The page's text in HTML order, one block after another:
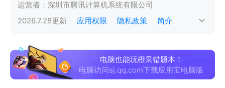
运营者： 深圳市腾讯计算机系统有限公司
2026.7.28更新 应用权限 隐私政策 简介
电脑也能玩橙果错题本！
电脑访问sj.qq.com下载应用宝电脑版